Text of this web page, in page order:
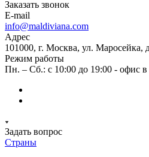
Заказать звонок
E-mail
info@maldiviana.com
Адрес
101000, г. Москва, ул. Маросейка,
Режим работы
Пн. – Сб.: с 10:00 до 19:00 - офис в
Задать вопрос
Страны